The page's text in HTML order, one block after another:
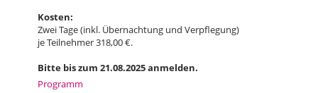
Kosten:
Zwei Tage (inkl. Übernachtung und Verpflegung)
je Teilnehmer 318,00 €.
Bitte bis zum 21.08.2025 anmelden.
Programm